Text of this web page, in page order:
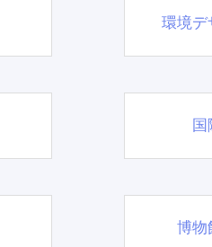
環境デ
国
博物